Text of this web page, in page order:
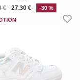
€ 27.30 € -30 %